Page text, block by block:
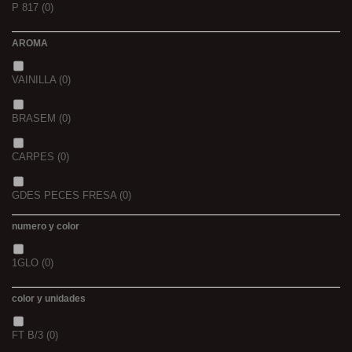
2,3
(0)
P 817 (0)
AROMA
VAINILLA(0)
BRASEM (0)
CARPES (0)
GDES PECES FRESA(0)
GDES. PECES MAIZ
GDES. PECES SCOPEX
numero y color
1GLO (0)
color y unidades
FT B/3 (0)